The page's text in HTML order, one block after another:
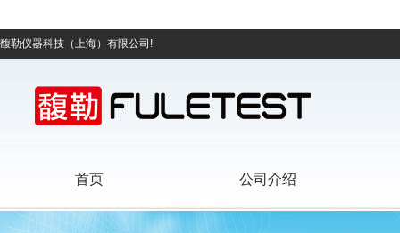
馥勒仪器科技（上海）有限公司!
首页 公司介绍